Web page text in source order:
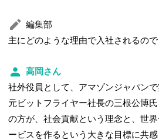
編集部
主にどのような理由で入社されるので
高岡さん
社外役員として、アマゾンジャパン
元ビットフライヤー社長の三根公博
の方が、社会貢献という理念と、世
ービスを作るという大きな目標に共